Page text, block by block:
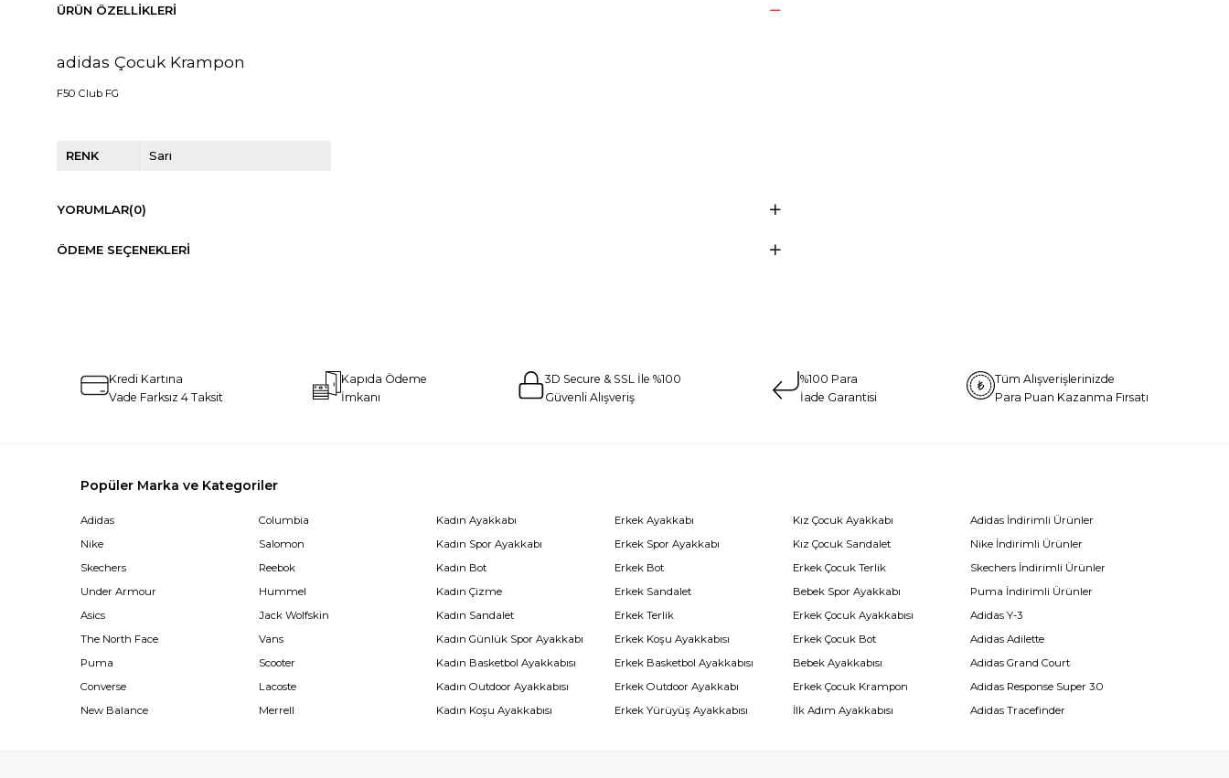
ÜRÜN ÖZELLIKLERI
adidas Çocuk Krampon
F50 Club FG
RENK Sarı
YORUMLAR(0)
ÖDEME SEÇENEKLERI
Kredi Kartına
Vade Farksız 4 Taksit
Kapıda Ödeme
İmkanı
3D Secure & SSL İle %100
Güvenli Alışveriş
%100 Para
İade Garantisi
Tüm Alışverişlerinizde
Para Puan Kazanma Fırsatı
Popüler Marka ve Kategoriler
Adidas
Nike
Skechers
Under Armour
Asics
The North Face
Puma
Converse
New Balance
Columbia
Salomon
Reebok
Hummel
Jack Wolfskin
Vans
Scooter
Lacoste
Merrell
Kadın Ayakkabı
Kadın Spor Ayakkabı
Kadın Bot
Kadın Çizme
Kadın Sandalet
Kadın Günlük Spor Ayakkabı
Kadın Basketbol Ayakkabısı
Kadın Outdoor Ayakkabısı
Kadın Koşu Ayakkabısı
Erkek Ayakkabı
Erkek Spor Ayakkabı
Erkek Bot
Erkek Sandalet
Erkek Terlik
Erkek Koşu Ayakkabısı
Erkek Basketbol Ayakkabısı
Erkek Outdoor Ayakkabı
Erkek Yürüyüş Ayakkabısı
Kız Çocuk Ayakkabı
Kız Çocuk Sandalet
Erkek Çocuk Terlik
Bebek Spor Ayakkabı
Erkek Çocuk Ayakkabısı
Erkek Çocuk Bot
Bebek Ayakkabısı
Erkek Çocuk Krampon
İlk Adım Ayakkabısı
Adidas İndirimli Ürünler
Nike İndirimli Ürünler
Skechers İndirimli Ürünler
Puma İndirimli Ürünler
Adidas Y-3
Adidas Adilette
Adidas Grand Court
Adidas Response Super 3.0
Adidas Tracefinder